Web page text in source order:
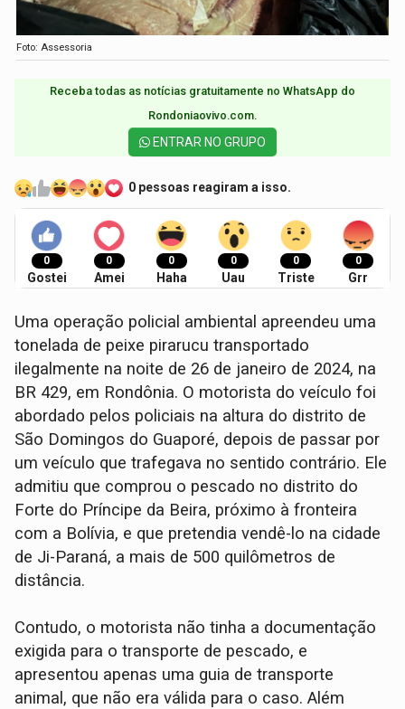
Foto: Assessoria
Receba todas as notícias gratuitamente no WhatsApp do
Rondoniaovivo.com.​
ENTRAR NO GRUPO
0 pessoas reagiram a isso.
0
Gostei
0
Amei
0
Haha
0
Uau
0
Triste
0
Grr
Uma operação policial ambiental apreendeu uma
tonelada de peixe pirarucu transportado
ilegalmente na noite de 26 de janeiro de 2024, na
BR 429, em Rondônia. O motorista do veículo foi
abordado pelos policiais na altura do distrito de
São Domingos do Guaporé, depois de passar por
um veículo que trafegava no sentido contrário. Ele
admitiu que comprou o pescado no distrito do
Forte do Príncipe da Beira, próximo à fronteira
com a Bolívia, e que pretendia vendê-lo na cidade
de Ji-Paraná, a mais de 500 quilômetros de
distância.
Contudo, o motorista não tinha a documentação
exigida para o transporte de pescado, e
apresentou apenas uma guia de transporte
animal, que não era válida para o caso. Além